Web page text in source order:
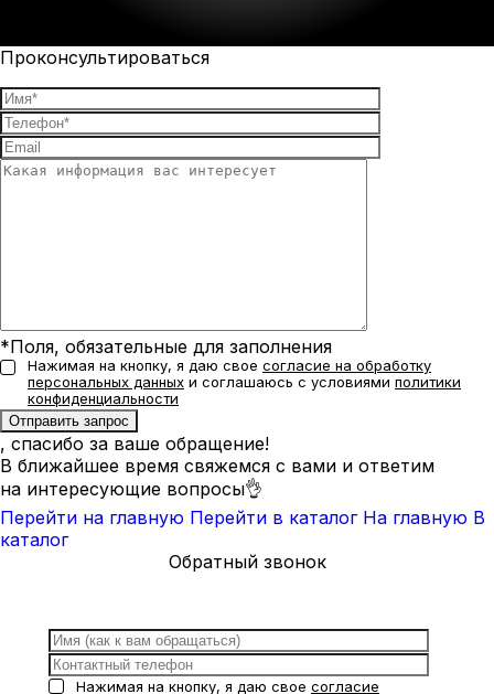
Проконсультироваться
*Поля, обязательные для заполнения
Нажимая на кнопку, я даю свое согласие на обработку
персональных данных и соглашаюсь с условиями политики
конфиденциальности
, спасибо за ваше обращение!
В ближайшее время свяжемся с вами и ответим
на интересующие вопросы👌
Перейти на главную Перейти в каталог На главную В
каталог
Обратный звонок
Нажимая на кнопку, я даю свое согласие